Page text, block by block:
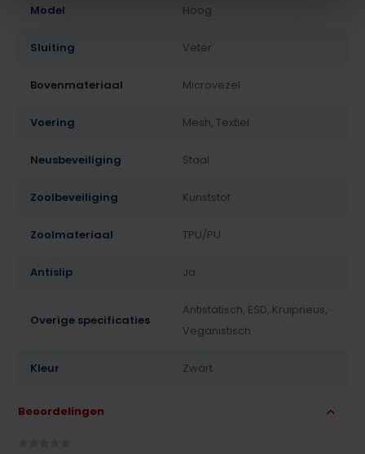
Model Hoog
Sluiting Veter
Bovenmateriaal Microvezel
Voering Mesh, Textiel
Neusbeveiliging Staal
Zoolbeveiliging Kunststof
Zoolmateriaal TPU/PU
Antislip Ja
Overige specificaties
Antistatisch, ESD, Kruipneus,
Veganistisch
Kleur Zwart
Beoordelingen